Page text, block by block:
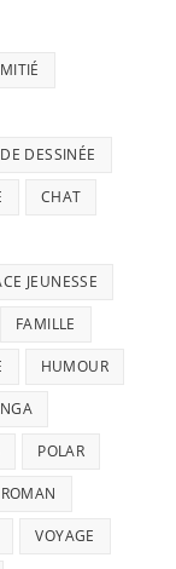
DESSINÉE
CHAT
JEUNESSE
FAMILLE
HUMOUR
POLAR
ROMAN
VOYAGE